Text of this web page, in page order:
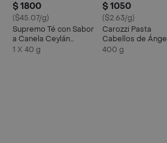
$ 1800
($45.07/g)
Supremo Té con Sabor
a Canela Ceylán
Aromatizado
1 X 40 g
$ 1050
($2.63/g)
Carozzi Pasta
Cabellos de Ángel
400 g